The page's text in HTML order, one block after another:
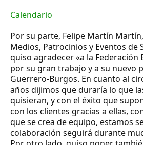
Calendario
Por su parte, Felipe Martín
Medios, Patrocinios y Eventos de
quiso agradecer «a la Federación
por su gran trabajo y a su nuevo
Guerrero-Burgos. En cuanto al
años dijimos que duraría lo que
quisieran, y con el éxito que
con los clientes gracias a ellas,
que se crea de equipo, estamos
colaboración seguirá durante